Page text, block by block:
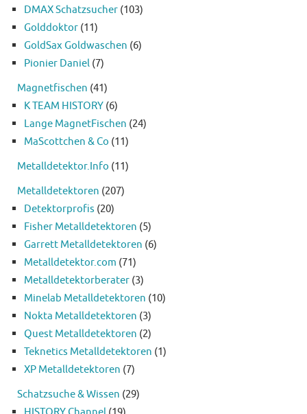
DMAX Schatzsucher (103)
Golddoktor (11)
GoldSax Goldwaschen (6)
Pionier Daniel (7)
Magnetfischen (41)
K TEAM HISTORY (6)
Lange MagnetFischen (24)
MaScottchen & Co (11)
Metalldetektor.Info (11)
Metalldetektoren (207)
Detektorprofis (20)
Fisher Metalldetektoren (5)
Garrett Metalldetektoren (6)
Metalldetektor.com (71)
Metalldetektorberater (3)
Minelab Metalldetektoren (10)
Nokta Metalldetektoren (3)
Quest Metalldetektoren (2)
Teknetics Metalldetektoren (1)
XP Metalldetektoren (7)
Schatzsuche & Wissen (29)